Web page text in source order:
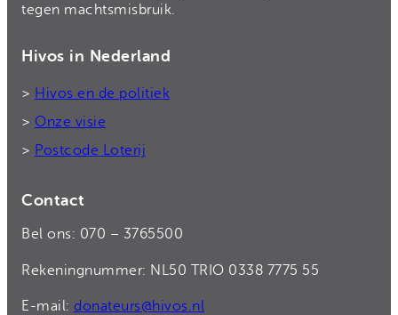
tegen machtsmisbruik.
Hivos in Nederland
> Hivos en de politiek
> Onze visie
> Postcode Loterij
Contact
Bel ons: 070 – 3765500
Rekeningnummer: NL50 TRIO 0338 7775 55
E-mail: donateurs@hivos.nl